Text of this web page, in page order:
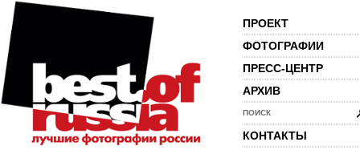
ПРОЕКТ
ФОТОГРАФИИ
ПРЕСС-ЦЕНТР
АРХИВ
ПОИСК
КОНТАКТЫ